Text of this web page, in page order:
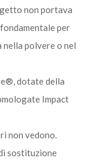
non portava
per
polvere o nel
dotate della
Impact
non vedono.
sostituzione